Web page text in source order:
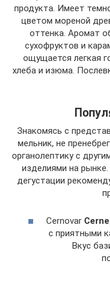
продукта. Имеет
цветом мореной
оттенка. Аромат
сухофруктов и
ощущается легкая
хлеба и изюма.
Знакомясь с
мельник, не
органолептику с
изделиями на
дегустации
Cernovar Cerne
с приятными
Вкус